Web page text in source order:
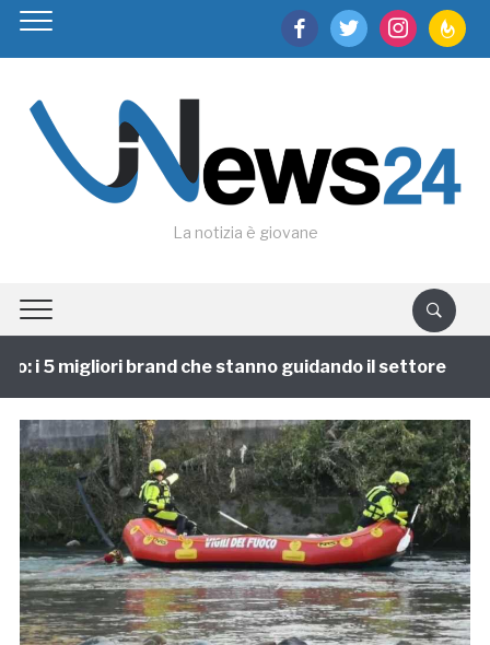
facebooktwitter instagram
La notizia è giovane
i 5 migliori brand che stanno guidando il settore